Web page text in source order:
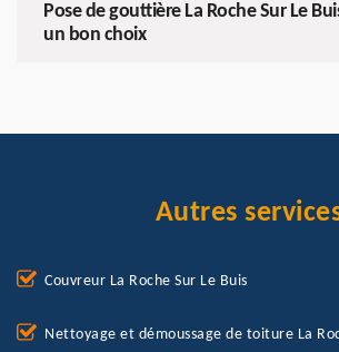
Pose de gouttière La Roche Sur Le
un bon choix
Autres
Couvreur La Roche Sur Le Buis
Nettoyage et démoussage de toiture La